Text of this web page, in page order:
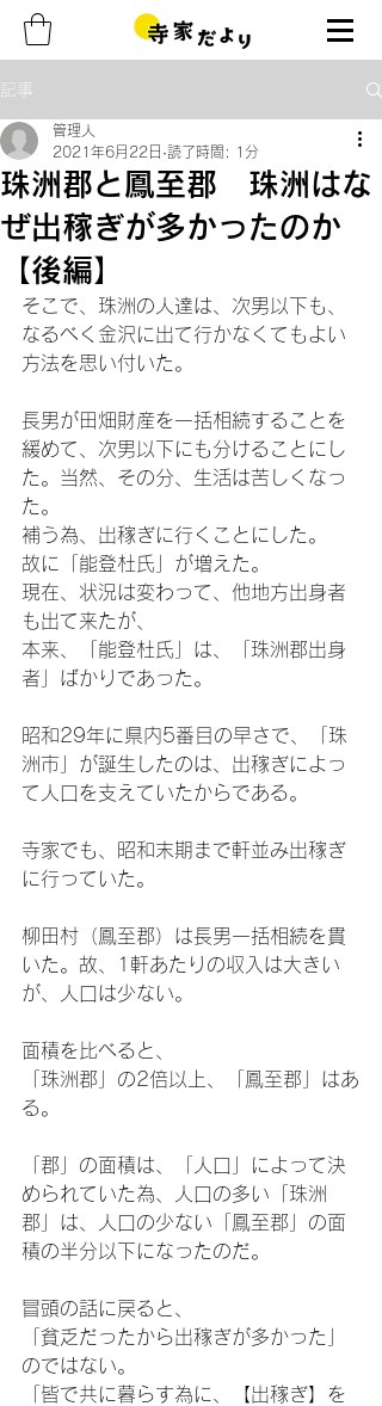
記事
珠洲郡と鳳至郡 珠洲はな
ぜ出稼ぎが多かったのか
【後編】
管理人
2021年6月22日 読了時間: 1分
そこで、珠洲の人達は、次男以下も、
なるべく金沢に出て行かなくてもよい
方法を思い付いた。
長男が田畑財産を一括相続することを
緩めて、次男以下にも分けることにし
た。当然、その分、生活は苦しくなっ
た。
補う為、出稼ぎに行くことにした。
故に「能登杜氏」が増えた。
現在、状況は変わって、他地方出身者
も出て来たが、
本来、「能登杜氏」は、「珠洲郡出身
者」ばかりであった。
昭和29年に県内5番目の早さで、「珠
洲市」が誕生したのは、出稼ぎによっ
て人口を支えていたからである。
寺家でも、昭和末期まで軒並み出稼ぎ
に行っていた。
柳田村（鳳至郡）は長男一括相続を貫
いた。故、1軒あたりの収入は大きい
が、人口は少ない。
面積を比べると、
「珠洲郡」の2倍以上、「鳳至郡」はあ
る。
「郡」の面積は、「人口」によって決
められていた為、人口の多い「珠洲
郡」は、人口の少ない「鳳至郡」の面
積の半分以下になったのだ。
冒頭の話に戻ると、
「貧乏だったから出稼ぎが多かった」
のではない。
「皆で共に暮らす為に、【出稼ぎ】を